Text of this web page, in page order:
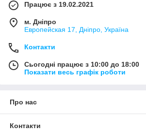
Працює з 19.02.2021
м. Дніпро
Европейская 17, Дніпро, Україна
Контакти
Сьогодні працює з 10:00 до 18:00
Показати весь графік роботи
Про нас
Контакти